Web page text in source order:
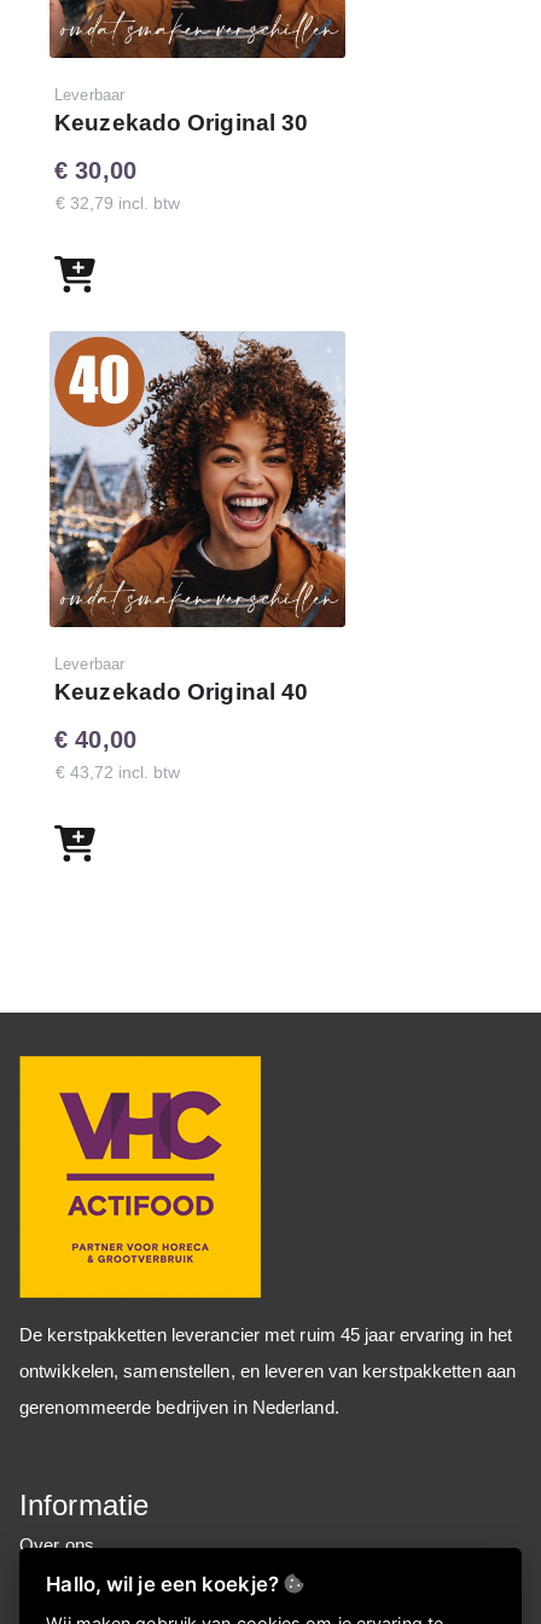
Leverbaar
Keuzekado Original 30
€ 30,00
€ 32,79 incl. btw
Leverbaar
Keuzekado Original 40
€ 40,00
€ 43,72 incl. btw
De kerstpakketten leverancier met ruim 45 jaar ervaring in het
ontwikkelen, samenstellen, en leveren van kerstpakketten aan
gerenommeerde bedrijven in Nederland.
Informatie
Over ons
FAQ
Privacyverklaring
Hallo, wil je een koekje?